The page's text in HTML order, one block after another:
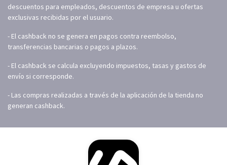
descuentos para empleados, descuentos de empresa u ofertas
exclusivas recibidas por el usuario.
- El cashback no se genera en pagos contra reembolso,
transferencias bancarias o pagos a plazos.
- El cashback se calcula excluyendo impuestos, tasas y gastos de
envío si corresponde.
- Las compras realizadas a través de la aplicación de la tienda no
generan cashback.